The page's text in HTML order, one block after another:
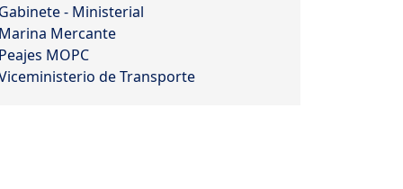
Gabinete - Ministerial
Marina Mercante
Peajes MOPC
de Transporte